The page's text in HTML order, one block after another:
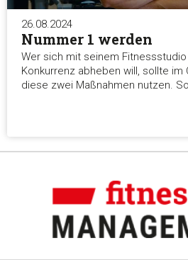
26.08.2024
Nummer 1 werden
Wer sich mit seinem
Konkurrenz abheben will, sollte im
diese zwei Maßnahmen nutzen.